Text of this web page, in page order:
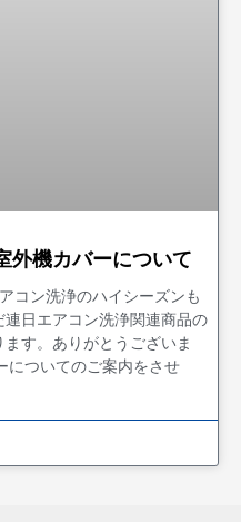
外機カバーについて
コン洗浄のハイシーズンも
日エアコン洗浄関連商品の
す。ありがとうございま
についてのご案内をさせ